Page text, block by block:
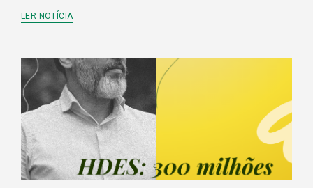
LER NOTÍCIA